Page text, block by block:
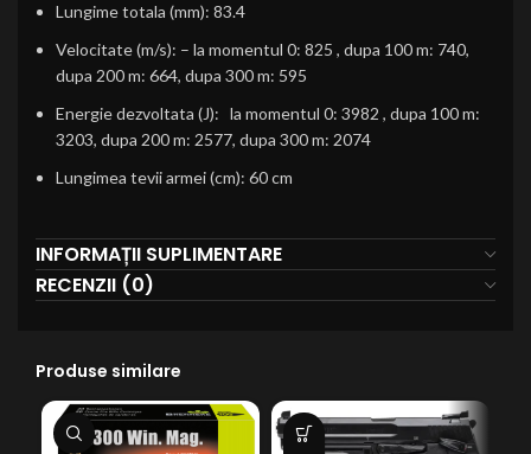
Lungime totala (mm): 83.4
Velocitate (m/s): – la momentul 0: 825 , dupa 100 m: 740,
dupa 200 m: 664, dupa 300 m: 595
Energie dezvoltata (J): la momentul 0: 3982 , dupa 100 m:
3203, dupa 200 m: 2577, dupa 300 m: 2074
Lungimea tevii armei (cm): 60 cm
INFORMAȚII SUPLIMENTARE
RECENZII (0)
Produse similare